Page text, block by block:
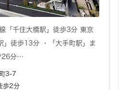
「千住大橋駅」徒歩3分 東京
」徒歩13分 ・「大手町駅」ま
26分…
3-7
歩2分